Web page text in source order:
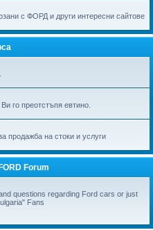
с ФОРД и други интересни сайтове
го преотстъпя евтино.
продажба на стоки и услуги
Forum
questions regarding Ford cars or just
Fans